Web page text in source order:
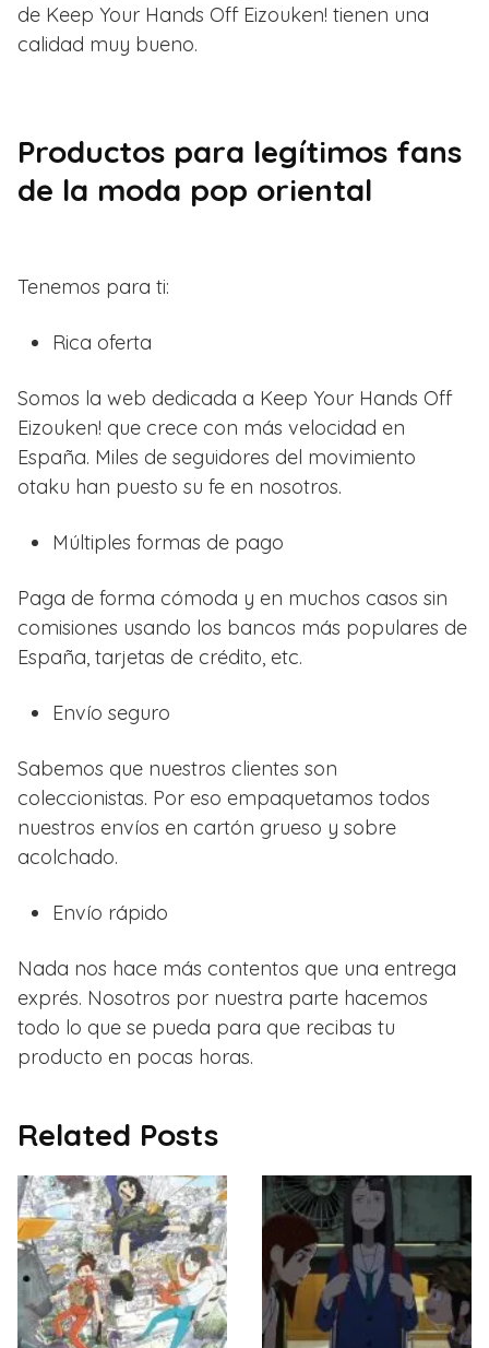
de Keep Your Hands Off Eizouken! tienen una
calidad muy bueno.
Productos para legítimos fans
de la moda pop oriental
Tenemos para ti:
Rica oferta
Somos la web dedicada a Keep Your Hands Off
Eizouken! que crece con más velocidad en
España. Miles de seguidores del movimiento
otaku han puesto su fe en nosotros.
Múltiples formas de pago
Paga de forma cómoda y en muchos casos sin
comisiones usando los bancos más populares de
España, tarjetas de crédito, etc.
Envío seguro
Sabemos que nuestros clientes son
coleccionistas. Por eso empaquetamos todos
nuestros envíos en cartón grueso y sobre
acolchado.
Envío rápido
Nada nos hace más contentos que una entrega
exprés. Nosotros por nuestra parte hacemos
todo lo que se pueda para que recibas tu
producto en pocas horas.
Related Posts